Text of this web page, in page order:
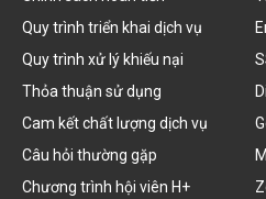
Quy trình triển khai dịch vụ
Quy trình xử lý khiếu nại
Thỏa thuận sử dụng
Cam kết chất lượng dịch vụ
Câu hỏi thường gặp
Chương trình hội viên H+